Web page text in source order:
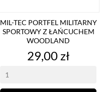
MIL-TEC PORTFEL MILITARNY
SPORTOWY Z ŁAŃCUCHEM
WOODLAND
Cena
29,00 zł